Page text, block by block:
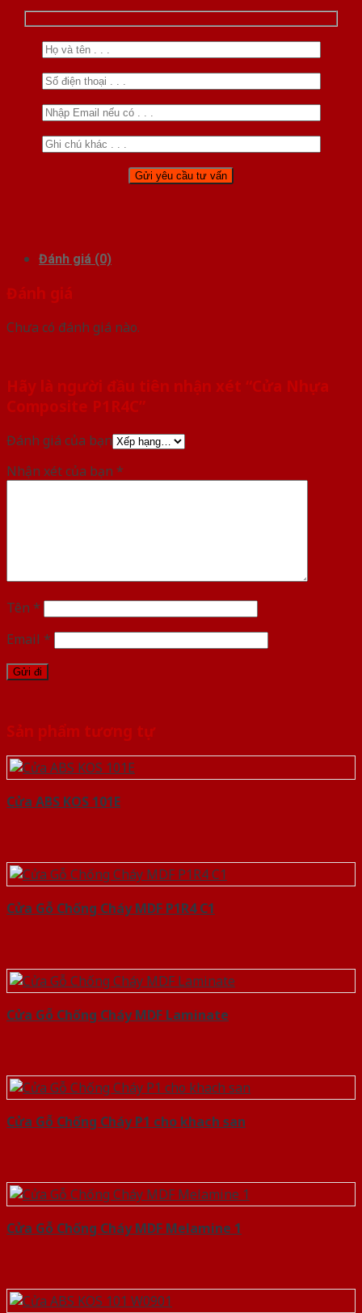
Đánh giá (0)
Đánh giá
Chưa có đánh giá nào.
Hãy là người đầu tiên nhận xét “Cửa Nhựa
Composite P1R4C”
Đánh giá của bạn
Nhận xét của bạn *
Tên *
Email *
Sản phẩm tương tự
Cửa ABS KOS 101E
Cửa Gỗ Chống Cháy MDF P1R4 C1
Cửa Gỗ Chống Cháy MDF Laminate
Cửa Gỗ Chống Cháy P1 cho khach san
Cửa Gỗ Chống Cháy MDF Melamine 1